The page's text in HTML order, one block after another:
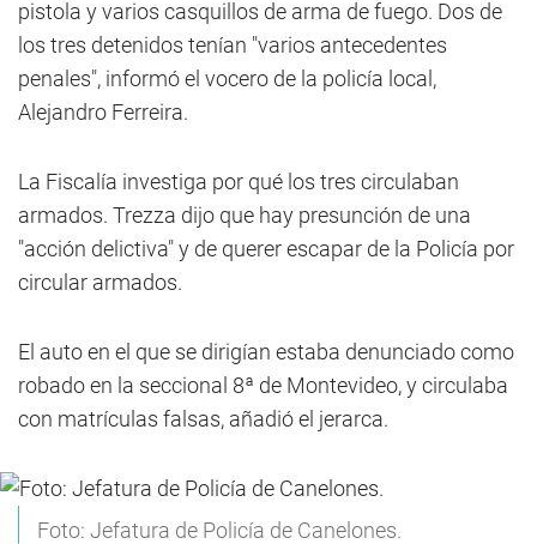
pistola y varios casquillos de arma de fuego. Dos de
los tres detenidos tenían "varios antecedentes
penales", informó el vocero de la policía local,
Alejandro Ferreira.
La Fiscalía investiga por qué los tres circulaban
armados. Trezza dijo que hay presunción de una
"acción delictiva" y de querer escapar de la Policía por
circular armados.
El auto en el que se dirigían estaba denunciado como
robado en la seccional 8ª de Montevideo, y circulaba
con matrículas falsas, añadió el jerarca.
Foto: Jefatura de Policía de Canelones.